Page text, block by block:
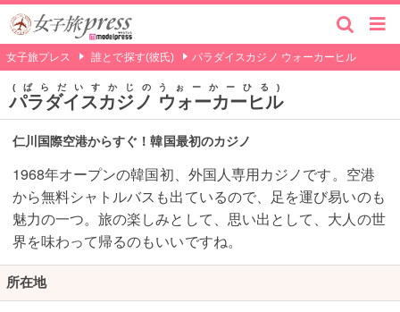
女子旅プレス 誰とで探す(彼氏) パラダイスカジノ ウォーカーヒル
パラダイスカジノ ウォーカーヒル
ぱらだいすかじのうぉーかーひる
仁川国際空港からすぐ！韓国最初のカジノ
1968年オープンの韓国初、外国人専用カジノです。空港
から無料シャトルバスも出ているので、足を運び易いのも
魅力の一つ。旅の楽しみとして、思い出として、大人の世
界を味わって帰るのもいいですね。
所在地